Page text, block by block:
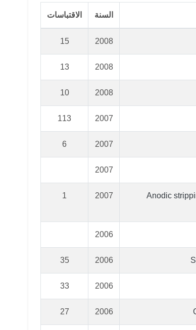
السنة الاقتباسات
2008
15
2008
13
2008
10
2007
113
2007
6
2007
Anodic
2007
1
2006
2006
35
2006
33
2006
27